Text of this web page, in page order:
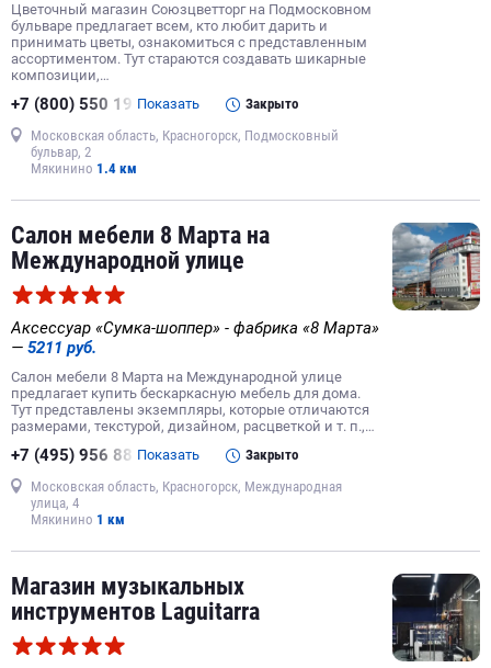
Цветочный магазин Союзцветторг на Подмосковном
бульваре предлагает всем, кто любит дарить и
принимать цветы, ознакомиться с представленным
ассортиментом. Тут стараются создавать шикарные
композиции,…
+7 (800) 550 19 Показать Закрыто
Московская область, Красногорск, Подмосковный
бульвар, 2
Мякинино 1.4 км
Салон мебели 8 Марта на
Международной улице
Аксессуар «Сумка-шоппер» - фабрика «8 Марта»
— 5211 руб.
Салон мебели 8 Марта на Международной улице
предлагает купить бескаркасную мебель для дома.
Тут представлены экземпляры, которые отличаются
размерами, текстурой, дизайном, расцветкой и т. п.,…
+7 (495) 956 88 Показать Закрыто
Московская область, Красногорск, Международная
улица, 4
Мякинино 1 км
Магазин музыкальных
инструментов Laguitarra